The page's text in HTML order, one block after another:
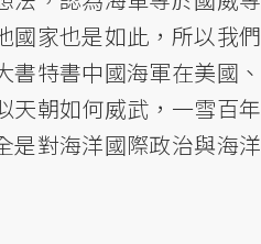
國家也是如此，所以我們
特書中國海軍在美國、
天朝如何威武，一雪百年
是對海洋國際政治與海洋